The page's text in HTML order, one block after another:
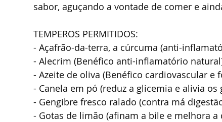
sabor, aguçando a vontade de comer e
TEMPEROS PERMITIDOS:
- Açafrão-da-terra, a cúrcuma (anti-
- Alecrim (Benéfico anti-inflamatório
- Azeite de oliva (Benéfico cardiovascular e
- Canela em pó (reduz a glicemia e alivia os
- Gengibre fresco ralado (contra má
- Gotas de limão (afinam a bile e melhora a